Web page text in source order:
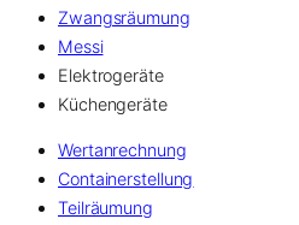
Zwangsräumung
Messi
Elektrogeräte
Küchengeräte
Wertanrechnung
Containerstellung
Teilräumung